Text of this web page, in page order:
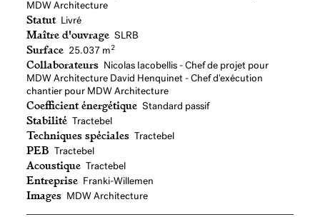
MDW Architecture
Statut Livré
Maître d'ouvrage SLRB
Surface 25.037 m2
Collaborateurs Nicolas Iacobellis - Chef de projet pour
MDW Architecture David Henquinet - Chef d'exécution
chantier pour MDW Architecture
Coefficient énergétique Standard passif
Stabilité Tractebel
Techniques spéciales Tractebel
PEB Tractebel
Acoustique Tractebel
Entreprise Franki-Willemen
Images MDW Architecture